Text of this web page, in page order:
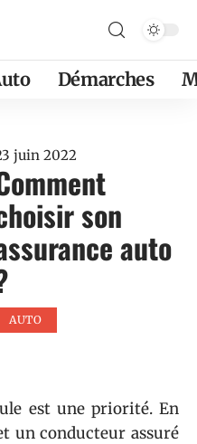
Démarches
juin 2022
son
auto
AUTO
est une priorité. En
un conducteur assuré